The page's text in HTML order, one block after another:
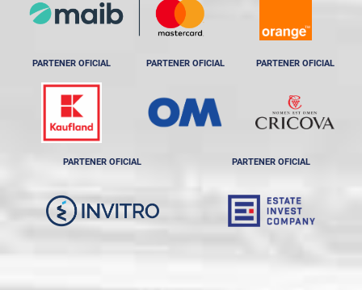
PARTENER OFICIAL PARTENER OFICIAL PARTENER OFICIAL
PARTENER OFICIAL PARTENER OFICIAL